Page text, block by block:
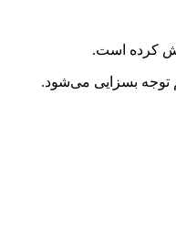
کرده است.
توجه بسزایی می‌شود.